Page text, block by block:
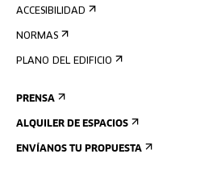
ACCESIBILIDAD
NORMAS
PLANO DEL EDIFICIO
PRENSA
ALQUILER DE ESPACIOS
ENVÍANOS TU PROPUESTA